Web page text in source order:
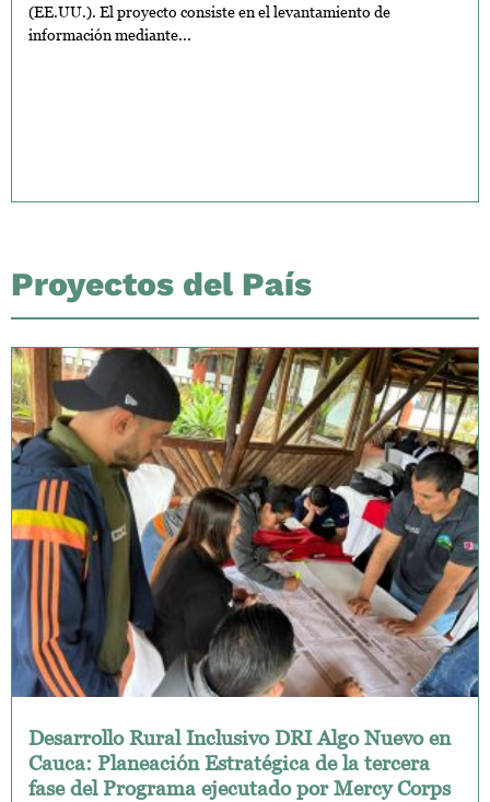
(EE.UU.). El proyecto consiste en el levantamiento de
información mediante...
Proyectos del País
Desarrollo Rural Inclusivo DRI Algo Nuevo en
Cauca: Planeación Estratégica de la tercera
fase del Programa ejecutado por Mercy Corps